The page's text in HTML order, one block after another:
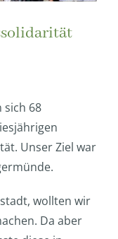
sich 68
Unser Ziel war
wollten wir
Da aber